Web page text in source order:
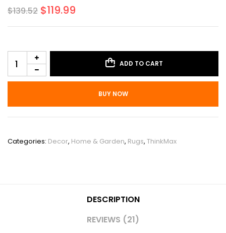
$139.52 $119.99
ADD TO CART
BUY NOW
Categories: Decor, Home & Garden, Rugs, ThinkMax
DESCRIPTION
REVIEWS (21)